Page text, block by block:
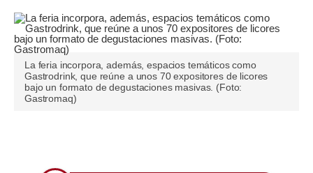
Lujo
Viajes
Moda
Estilos
La feria incorpora, además, espacios temáticos como
Gastrodrink, que reúne a unos 70 expositores de licores
bajo un formato de degustaciones masivas. (Foto:
Gastromaq)